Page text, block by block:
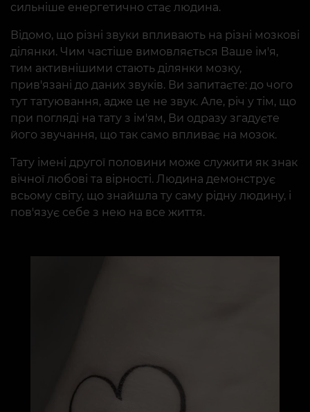
сильніше енергетично стає людина.
Відомо, що різні звуки впливають на різні мозкові
ділянки. Чим частіше вимовляється Ваше ім'я,
тим активнішими стають ділянки мозку,
прив'язані до даних звуків. Ви запитаєте: до чого
тут татуювання, адже це не звук. Але, річ у тім, що
при погляді на тату з ім'ям, Ви одразу згадуєте
його звучання, що так само впливає на мозок.
Тату імені другої половини може служити як знак
вічної любові та вірності. Людина демонструє
всьому світу, що знайшла ту саму рідну людину, і
пов'язує себе з нею на все життя.